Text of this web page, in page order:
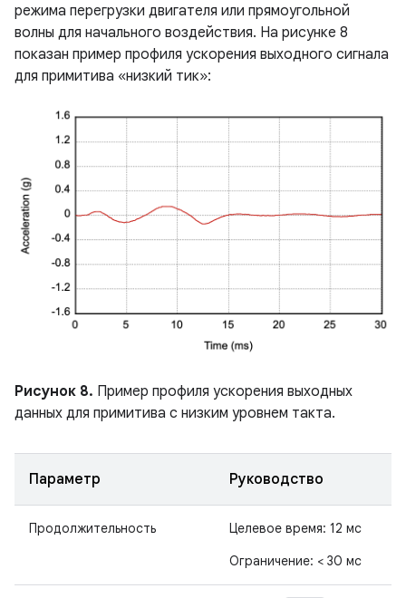
режима перегрузки двигателя или прямоугольной
волны для начального воздействия. На рисунке 8
показан пример профиля ускорения выходного сигнала
для примитива «низкий тик»:
Рисунок 8. Пример профиля ускорения выходных
данных для примитива с низким уровнем такта.
Параметр Руководство
Продолжительность
Целевое время: 12 мс
Ограничение: < 30 мс